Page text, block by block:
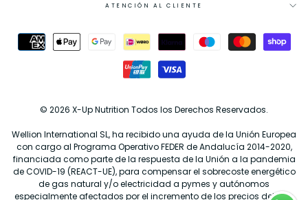
ATENCIÓN AL CLIENTE
© 2026 X-Up Nutrition Todos los Derechos Reservados.
Wellion International SL, ha recibido una ayuda de la Unión Europea
con cargo al Programa Operativo FEDER de Andalucía 2014-2020,
financiada como parte de la respuesta de la Unión a la pandemia
de COVID-19 (REACT-UE), para compensar el sobrecoste energético
de gas natural y/o electricidad a pymes y autónomos
especialmente afectados por el incremento de los precios del gas